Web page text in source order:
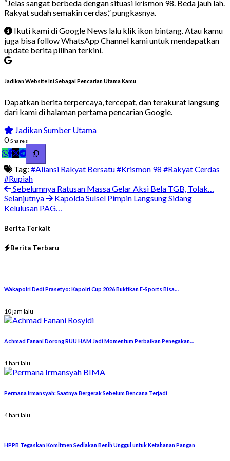
“Jelas sangat berbeda dengan situasi krismon 98. Beda jauh lah.
Rakyat sudah semakin cerdas,” pungkasnya.
Ikuti kami di Google News lalu klik ikon bintang. Atau kamu
juga bisa follow WhatsApp Channel kami untuk mendapatkan
update berita pilihan terkini.
Jadikan Website Ini Sebagai Pencarian Utama Kamu
Dapatkan berita terpercaya, tercepat, dan terakurat langsung
dari kami di halaman pertama pencarian Google.
Jadikan Sumber Utama
0Shares
Tag: #Aliansi Rakyat Bersatu#Krismon 98 #Rakyat Cerdas
#Rupiah
Sebelumnya Ratusan Massa Gelar Aksi Bela TGB, Tolak…
Selanjutnya
Kapolda Sulsel Pimpin Langsung Sidang
Kelulusan PAG…
Berita Terkait
Berita Terbaru
Wakapolri Dedi Prasetyo: Kapolri Cup 2026 Buktikan E-Sports Bisa…
10 jam lalu
Achmad Fanani Dorong RUU HAM Jadi Momentum Perbaikan Penegakan…
1 hari lalu
Permana Irmansyah: Saatnya Bergerak Sebelum Bencana Terjadi
4 hari lalu
HPPB Tegaskan Komitmen Sediakan Benih Unggul untuk Ketahanan Pangan